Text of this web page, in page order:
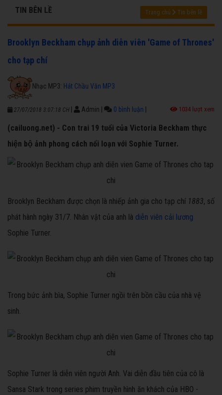
TIN BÊN LỀ Trang chủ Tin bên lề
Brooklyn Beckham chụp ảnh diễn viên 'Game of Thrones'
cho tạp chí
Nhạc MP3: Hát Chầu Văn MP3
27/07/2018 3:07:18 CH Admin 0 bình luận 1034 lượt xem
(cailuong.net) - Con trai 19 tuổi của Victoria Beckham thực
hiện bộ ảnh phong cách nổi loạn với Sophie Turner.
Brooklyn Beckham được chọn là nhiếp ảnh gia cho tạp chí 1883, số
phát hành ngày 31/7. Nhân vật của anh là diễn viên cải lương
Sophie Turner.
Trong bức ảnh bìa, Sophie Turner ngồi trên bồn cầu của nhà vệ
sinh.
Sophie Turner là diễn viên người Anh. Vai diễn đầu tiên của cô là
Sansa Stark trong series phim truyền hình ăn khách của HBO -